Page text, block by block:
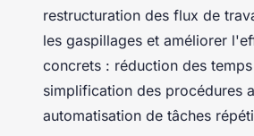
restructuration des flux de
les gaspillages et améliorer
concrets : réduction des
simplification des procédures
automatisation de tâches